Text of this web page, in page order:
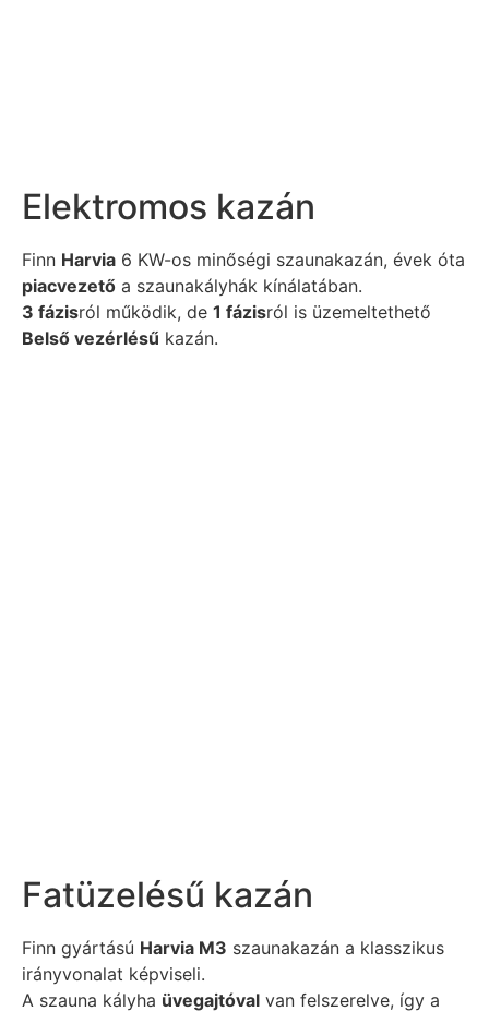
Elektromos kazán
Finn Harvia 6 KW-os minőségi szaunakazán, évek óta
piacvezető a szaunakályhák kínálatában.
3 fázisról működik, de 1 fázisról is üzemeltethető
Belső vezérlésű kazán.
Fatüzelésű kazán
Finn gyártású Harvia M3 szaunakazán a klasszikus
irányvonalat képviseli.
A szauna kályha üvegajtóval van felszerelve, így a